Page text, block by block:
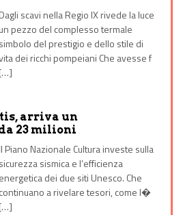
Dagli scavi nella Regio IX rivede la luce
un pezzo del complesso termale
simbolo del prestigio e dello stile di
dei ricchi pompeiani Che avesse f
[…]
arriva un
23 milioni
Il Piano Nazionale Cultura investe sulla
sicurezza sismica e l’efficienza
energetica dei due siti Unesco. Che
continuano a rivelare tesori, come l�
[…]